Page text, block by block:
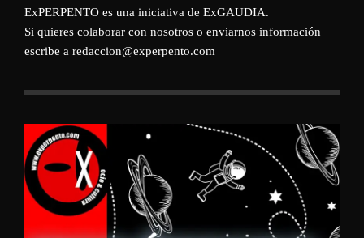
ExPERPENTO es una iniciativa de ExGAUDIA.
Si quieres colaborar con nosotros o enviarnos información
escribe a redaccion@experpento.com